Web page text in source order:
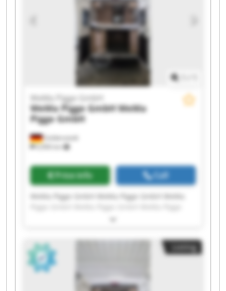
Goldenstedt
6,906 km
WeMa Pigge GmbH
WeMa Pigge GmbHWeMa
Pigge GmbH
Price info Call
WeMa Pigge GmbH WeMa Pigge GmbH WeMa
GmbH WeMa Pigge GmbH WeMa Pigge GmbH
Pigge GmbH WeMa Pigge GmbH WeMa Pigge
GmbH WeMa Pigge GmbH WeMa Pigge GmbH
WeMa Pigge GmbH WeMa Pigge GmbH WeMa
Pigge GmbH WeMa Pigge GmbH WeMa Pigge
GmbH WeMa Pigge GmbH
Listing